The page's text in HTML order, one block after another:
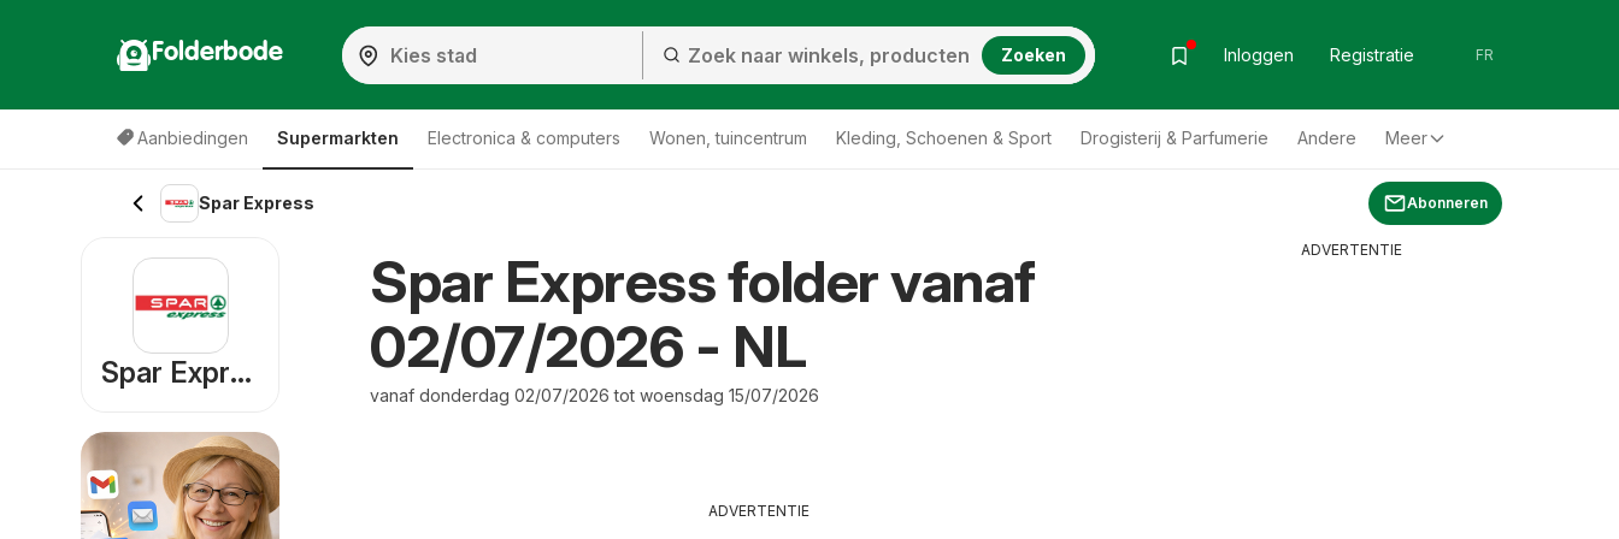
Folderbode Zoeken Inloggen Registratie FR
Aanbiedingen Supermarkten Electronica & computers Wonen, tuincentrum Kleding, Schoenen & Sport Drogisterij & Parfumerie Andere Meer
Spar Express Abonneren
Spar Express folder vanaf
02/07/2026 - NL
vanaf donderdag 02/07/2026 tot woensdag 15/07/2026
ADVERTENTIE
Spar Express
ADVERTENTIE